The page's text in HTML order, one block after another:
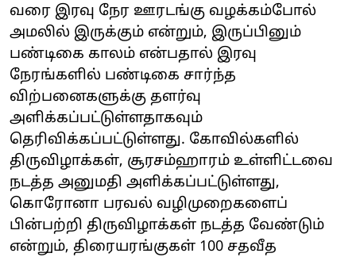
வரை இரவு நேர ஊரடங்கு வழக்கம்போல்
அமலில் இருக்கும் என்றும், இருப்பினும்
பண்டிகை காலம் என்பதால் இரவு
நேரங்களில் பண்டிகை சார்ந்த
விற்பனைகளுக்கு தளர்வு
அளிக்கப்பட்டுள்ளதாகவும்
தெரிவிக்கப்பட்டுள்ளது. கோவில்களில்
திருவிழாக்கள், சூரசம்ஹாரம் உள்ளிட்டவை
நடத்த அனுமதி அளிக்கப்பட்டுள்ளது,
கொரோனா பரவல் வழிமுறைகளைப்
பின்பற்றி திருவிழாக்கள் நடத்த வேண்டும்
என்றும், திரையரங்குகள் 100 சதவீத